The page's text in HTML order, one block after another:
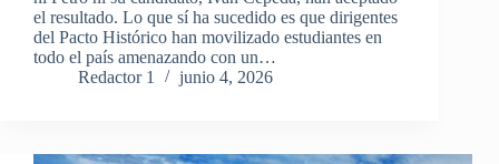
el resultado. Lo que sí ha sucedido es que dirigentes
del Pacto Histórico han movilizado estudiantes en
todo el país amenazando con un…
Redactor 1
junio 4, 2026